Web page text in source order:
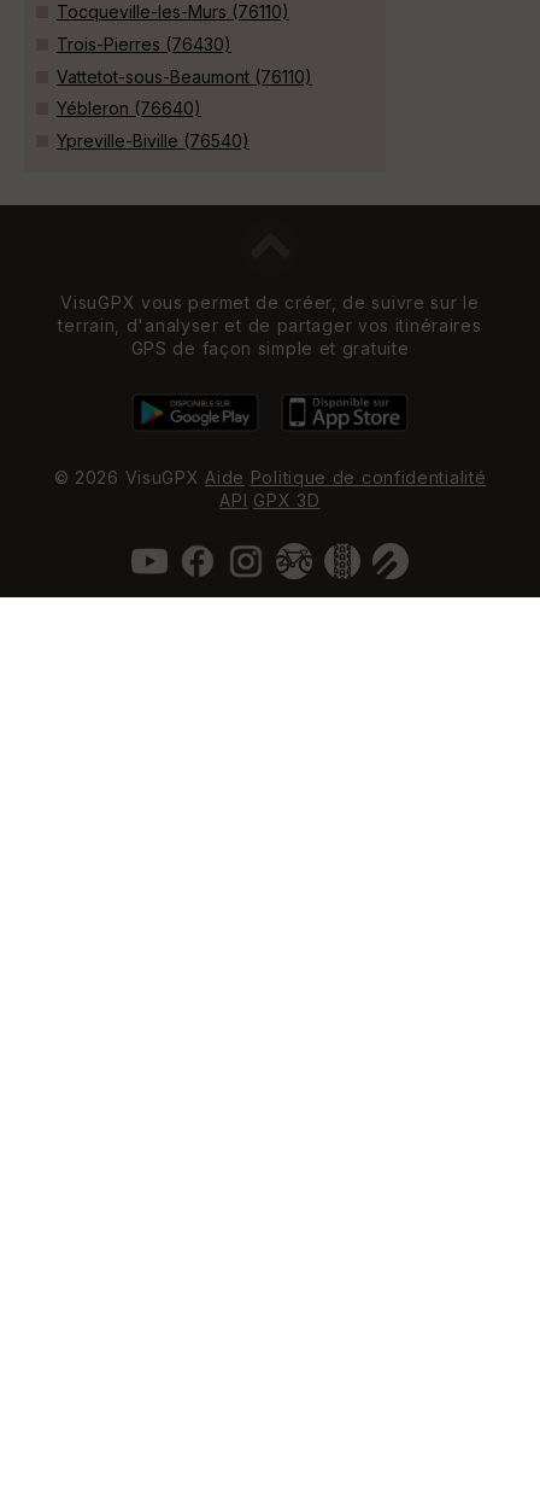
Tocqueville-les-Murs (76110)
Trois-Pierres (76430)
Vattetot-sous-Beaumont (76110)
Yébleron (76640)
Ypreville-Biville (76540)
VisuGPX vous permet de créer, de suivre sur le
terrain, d'analyser et de partager vos itinéraires
GPS de façon simple et gratuite
© 2026 VisuGPX Aide Politique de confidentialité
API GPX 3D